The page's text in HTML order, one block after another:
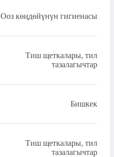
Ооз көңдөйүнүн гигиенасы
Тиш щеткалары, тил
тазалагычтар
Бишкек
Тиш щеткалары, тил
тазалагычтар